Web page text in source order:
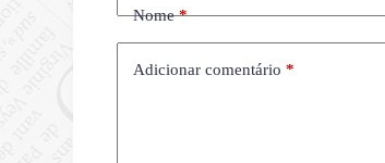
Nome*
Adicionar comentário *